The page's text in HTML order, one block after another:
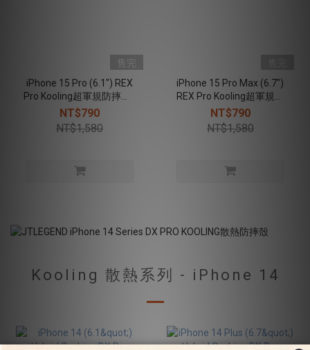
售完
iPhone 15 Pro (6.1") REX
Pro Kooling超軍規防摔殼 -
暴風藍 (按鍵版)
NT$790
NT$1,580
iPhone 15 Pro Max (6.7")
REX Pro Kooling超軍規防
摔殼 - 暴風藍 (按鍵版)
NT$790
NT$1,580
Kooling 散熱系列 - iPhone 14